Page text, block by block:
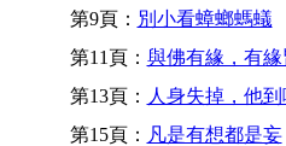
第9頁： 別小看蟑螂螞蟻
第11頁： 與佛有緣，有
第13頁： 人身失掉，他
第15頁： 凡是有想都是妄